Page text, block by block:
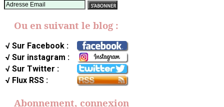
Ou en suivant le blog :
√ Sur Facebook :
√ Sur instagram :
√ Sur Twitter :
√ Flux RSS :
Abonnement, connexion